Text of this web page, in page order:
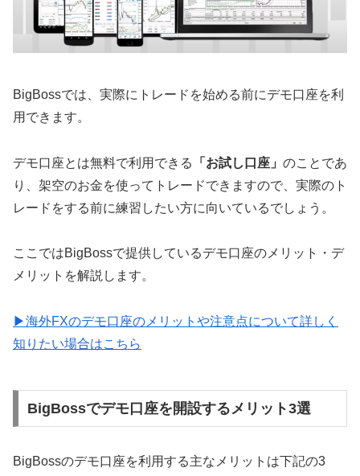
BigBossでは、実際にトレードを始める前にデモ口座を利
用できます。
デモ口座とは無料で利用できる 「お試し口座」 のことであ
り、架空のお金を使ってトレードできますので、実際のト
レードをする前に練習したい方に向いているでしょう。
ここではBigBossで提供しているデモ口座のメリット・デ
メリットを解説します。
▶海外FXのデモ口座のメリットや注意点について詳しく
知りたい場合はこちら
BigBossでデモ口座を開設するメリット3選
BigBossのデモ口座を利用する主なメリットは下記の3